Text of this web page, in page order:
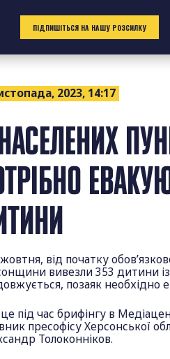
ПІДПИШІТЬСЯ НА НАШУ РОЗСИЛКУ
2023, 14:17
від початку
вивезли 353 дитини
позаяк
під час брифінгу в
пресофісу Херсонської
Толоконніков.